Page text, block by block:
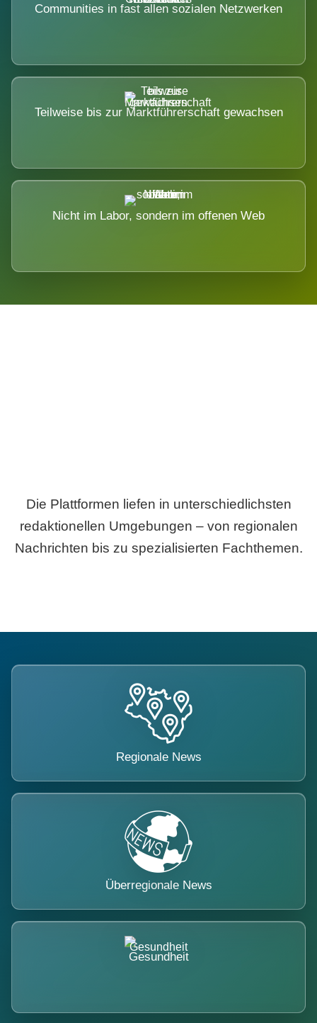
Communities in fast allen sozialen Netzwerken
Teilweise bis zur Marktführerschaft gewachsen
Nicht im Labor, sondern im offenen Web
Die Plattformen liefen in unterschiedlichsten
redaktionellen Umgebungen – von regionalen
Nachrichten bis zu spezialisierten Fachthemen.
Regionale News
Überregionale News
Gesundheit